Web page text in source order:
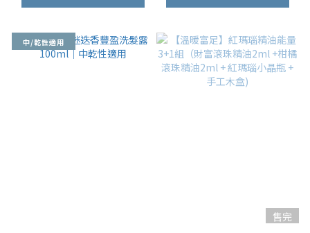
中/乾性適用
售完